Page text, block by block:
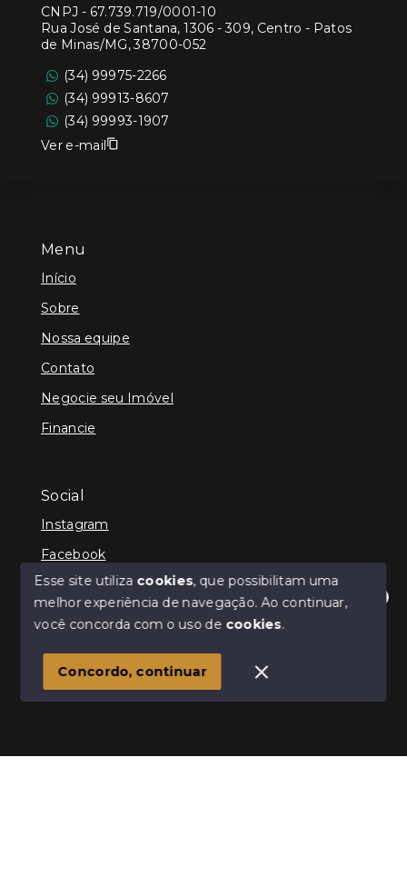
Olá! Estamos disponíveis para te ajudar.
Menu
Início
Sobre
Nossa equipe
Contato
Negocie seu Imóvel
Financie
Social
Instagram
Facebook
© Copyright 2026 - Kenner Caixeta - Corretor de
SITE PARA IMOBILIARIA
CNPJ - 67.739.719/0001-10
Rua José de Santana, 1306 - 309, Centro - Patos
de Minas/MG, 38700-052
(34) 99975-2266
(34) 99913-8607
(34) 99993-1907
Ver e-mail
Esse site utiliza cookies, que possibilitam uma
melhor experiência de navegação.Ao continuar,
você concorda com o uso de cookies.
Concordo, continuar